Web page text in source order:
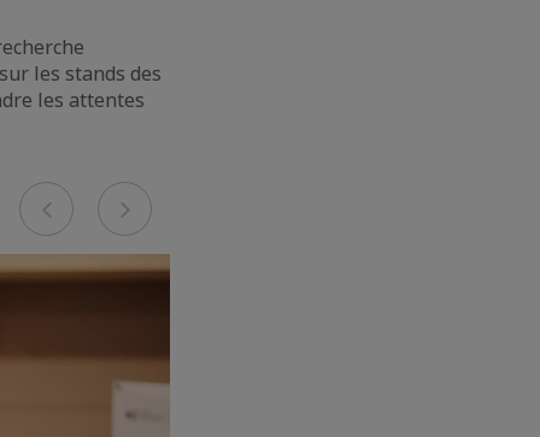
les stands des
les attentes
Previous